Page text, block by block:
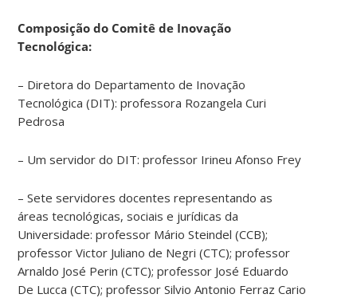
outros
países
falta
de
do
depósito
patentes.
Além
Composição do Comitê de Inovação
Tecnológica:
– Diretora do Departamento de Inovação
Tecnológica (DIT): professora Rozangela Curi
Pedrosa
– Um servidor do DIT: professor Irineu Afonso Frey
– Sete servidores docentes representando as
áreas tecnológicas, sociais e jurídicas da
Universidade: professor Mário Steindel (CCB);
professor Victor Juliano de Negri (CTC); professor
Arnaldo José Perin (CTC); professor José Eduardo
De Lucca (CTC); professor Silvio Antonio Ferraz Cario